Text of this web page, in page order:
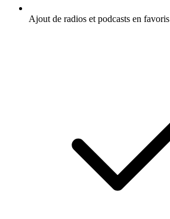
Ajout de radios et podcasts en favoris